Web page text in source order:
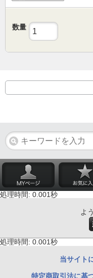
数量
処理時間: 0.001秒
よ
処理時間: 0.001秒
当サイト
特定商取引法に基